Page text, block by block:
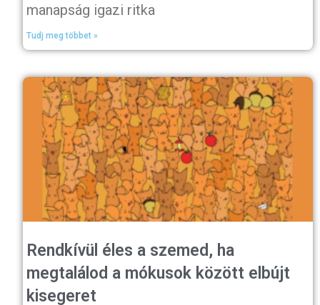
manapság igazi ritka
Tudj meg többet »
Rendkívül éles a szemed, ha
megtalálod a mókusok között elbújt
kisegeret